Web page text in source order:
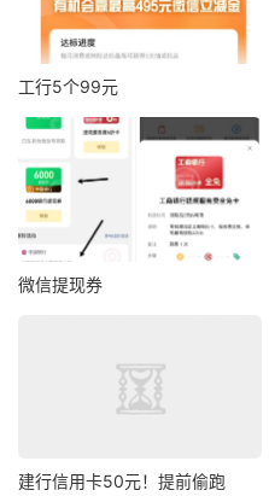
工行5个99元
微信提现券
建行信用卡50元！提前偷跑